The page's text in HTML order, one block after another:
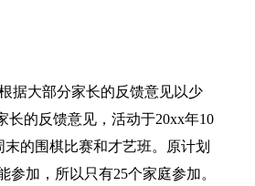
据大部分家长的反馈意见以少
的反馈意见，活动于20xx年10
的围棋比赛和才艺班。原计划
加，所以只有25个家庭参加。